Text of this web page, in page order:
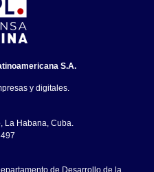
S.A.
y digitales.
La Habana, Cuba.
de Desarrollo de la